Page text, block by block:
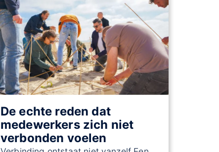
De echte reden dat
medewerkers zich niet
verbonden voelen